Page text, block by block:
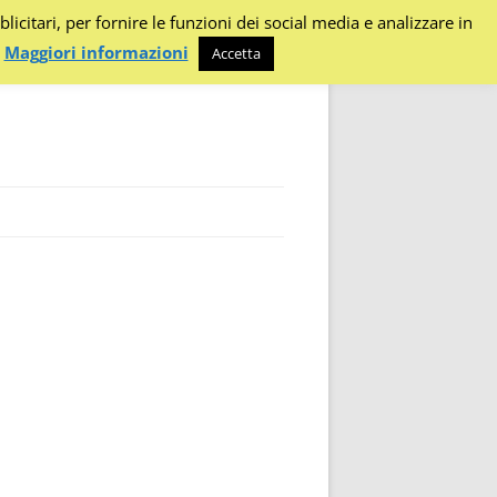
per fornire le funzioni dei social media e analizzare in
Maggiori informazioni Accetta